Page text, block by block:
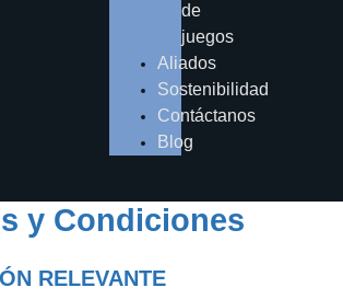
de
juegos
Aliados
Sostenibilidad
Contáctanos
Blog
y Condiciones
RELEVANTE